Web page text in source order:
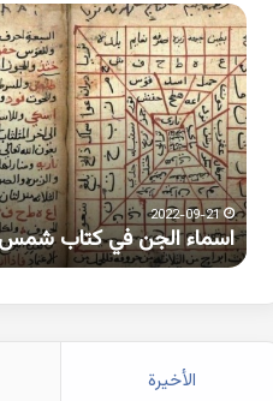
اسماء
الجن
في
كتاب
شمس
المعارف
2022-09-21
اسماء الجن في كتاب شمس
الأخيرة